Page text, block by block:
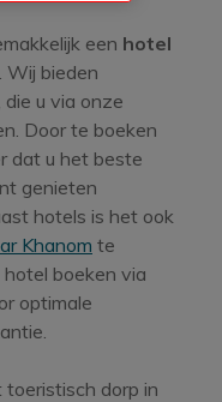
een hotel
Wij bieden
u via onze
Door te boeken
dat u het beste
genieten
hotels is het ook
Khanom te
boeken via
optimale
toeristisch dorp in